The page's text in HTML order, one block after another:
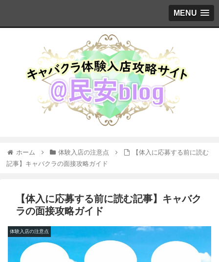
MENU
ホーム 体験入店の注意点
【体入に応募する前に読む
記事】キャバクラの面接攻略ガイド
【体入に応募する前に読む記事】キャバク
ラの面接攻略ガイド
体験入店の注意点